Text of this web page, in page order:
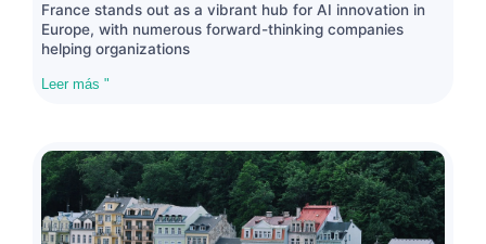
France stands out as a vibrant hub for AI innovation in
Europe, with numerous forward-thinking companies
helping organizations
Leer más "